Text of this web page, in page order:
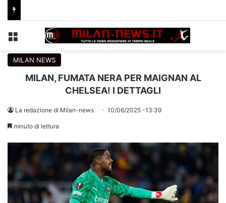
MILAN NEWS
MILAN, FUMATA NERA PER MAIGNAN AL
CHELSEA! I DETTAGLI
La redazione di Milan-news 10/06/2025 -13:39
minuto di lettura